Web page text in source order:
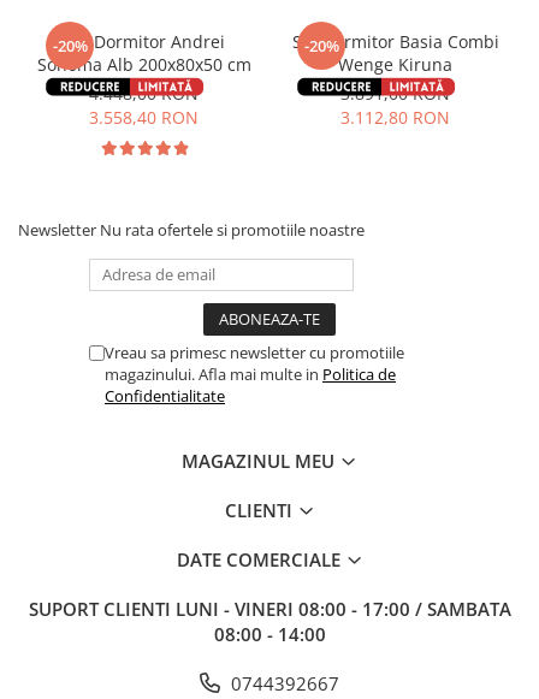
-20%
Set Dormitor Andrei
Sonoma Alb 200x80x50 cm
4.448,00 RON
3.558,40 RON
-20%
Set Dormitor Basia Combi
Wenge Kiruna
3.891,00 RON
3.112,80 RON
Newsletter Nu rata ofertele si promotiile noastre
Vreau sa primesc newsletter cu promotiile
magazinului. Afla mai multe in Politica de
Confidentialitate
MAGAZINUL MEU
CLIENTI
DATE COMERCIALE
SUPORT CLIENTI LUNI - VINERI 08:00 - 17:00 / SAMBATA
08:00 - 14:00
0744392667